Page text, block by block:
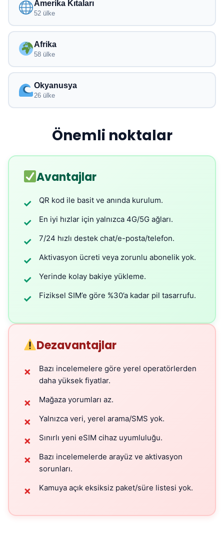
Amerika Kıtaları
52 ülke
Afrika
58 ülke
Okyanusya
26 ülke
Önemli noktalar
Avantajlar
✓ QR kod ile basit ve anında kurulum.
✓ En iyi hızlar için yalnızca 4G/5G ağları.
✓ 7/24 hızlı destek chat/e-posta/telefon.
✓ Aktivasyon ücreti veya zorunlu abonelik yok.
✓ Yerinde kolay bakiye yükleme.
✓ Fiziksel SIM’e göre %30’a kadar pil tasarrufu.
Dezavantajlar
✗
Bazı incelemelere göre yerel operatörlerden
daha yüksek fiyatlar.
✗ Mağaza yorumları az.
✗ Yalnızca veri, yerel arama/SMS yok.
✗ Sınırlı yeni eSIM cihaz uyumluluğu.
✗
Bazı incelemelerde arayüz ve aktivasyon
sorunları.
✗ Kamuya açık eksiksiz paket/süre listesi yok.